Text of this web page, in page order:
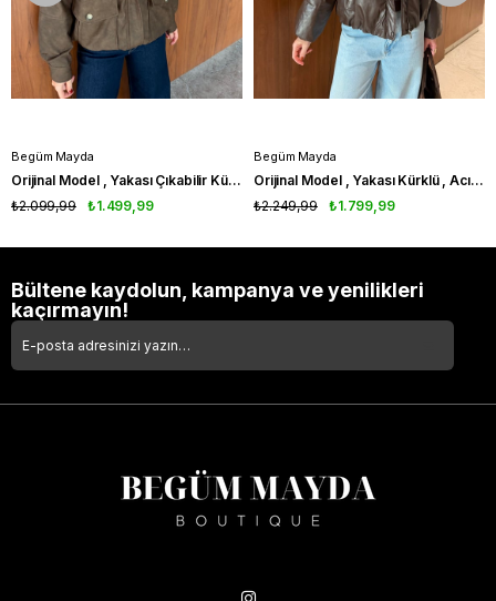
Begüm Mayda
Orijinal Model , Yakası Çıkabilir Kürklü , Kahve Deri Mont
₺1.499,99
₺2.099,99
Begüm Mayda
Orijinal Model , Yakası Kürklü , Acı Kahve Bomber , Deri Mont
₺1.799,99
₺2.249,99
Bültene kaydolun, kampanya ve yenilikleri
kaçırmayın!